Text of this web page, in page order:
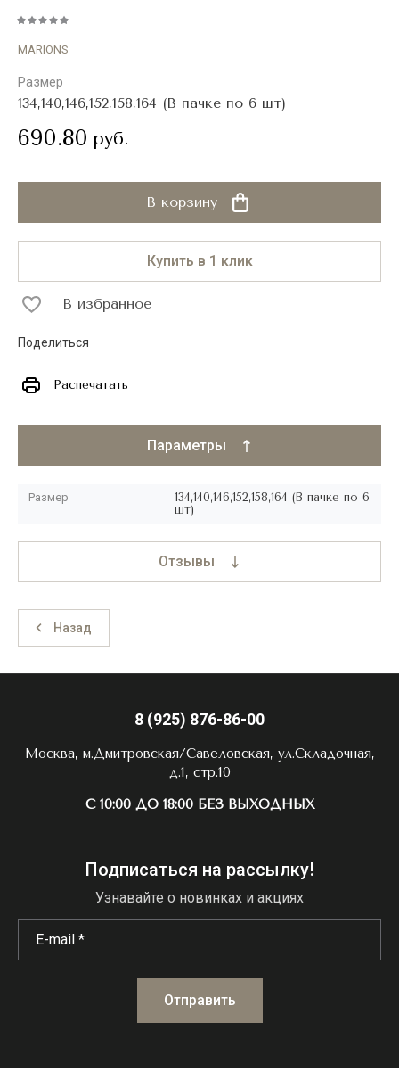
MARIONS
Размер
134,140,146,152,158,164 (В пачке по 6 шт)
690.80 руб.
В корзину
Купить в 1 клик
В избранное
Поделиться
Распечатать
Параметры
Размер
134,140,146,152,158,164 (В пачке по 6
шт)
Отзывы
Назад
8 (925) 876-86-00
Москва, м.Дмитровская/Савеловская, ул.Складочная,
д.1, стр.10
С 10:00 ДО 18:00 БЕЗ ВЫХОДНЫХ
Подписаться на рассылку!
Узнавайте о новинках и акциях
Отправить